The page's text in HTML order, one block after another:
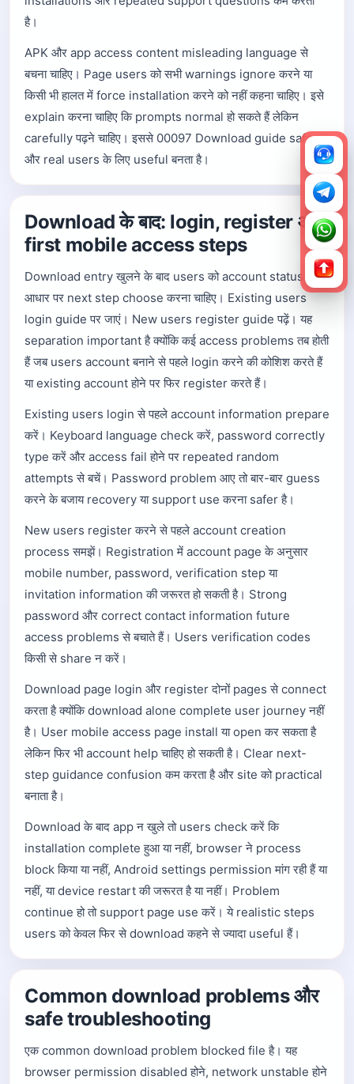
है।
APK और app access content misleading language से
बचना चाहिए। Page users को सभी warnings ignore करने या
किसी भी हालत में force installation करने को नहीं कहना चाहिए। इसे
explain करना चाहिए कि prompts normal हो सकते हैं लेकिन
carefully पढ़ने चाहिए। इससे 00097 Download guide safer
और real users के लिए useful बनता है।
Download के बाद: login, register और
first mobile access steps
Download entry खुलने के बाद users को account status के
आधार पर next step choose करना चाहिए। Existing users
login guide पर जाएं। New users register guide पढ़ें। यह
separation important है क्योंकि कई access problems तब होती
हैं जब users account बनाने से पहले login करने की कोशिश करते हैं
या existing account होने पर फिर register करते हैं।
Existing users login से पहले account information prepare
करें। Keyboard language check करें, password correctly
type करें और access fail होने पर repeated random
attempts से बचें। Password problem आए तो बार-बार guess
करने के बजाय recovery या support use करना safer है।
New users register करने से पहले account creation
process समझें। Registration में account page के अनुसार
mobile number, password, verification step या
invitation information की जरूरत हो सकती है। Strong
password और correct contact information future
access problems से बचाते हैं। Users verification codes
किसी से share न करें।
Download page login और register दोनों pages से connect
करता है क्योंकि download alone complete user journey नहीं
है। User mobile access page install या open कर सकता है
लेकिन फिर भी account help चाहिए हो सकती है। Clear next-
step guidance confusion कम करता है और site को practical
बनाता है।
Download के बाद app न खुले तो users check करें कि
installation complete हुआ या नहीं, browser ने process
block किया या नहीं, Android settings permission मांग रही हैं या
नहीं, या device restart की जरूरत है या नहीं। Problem
continue हो तो support page use करें। ये realistic steps
users को केवल फिर से download कहने से ज्यादा useful हैं।
Common download problems और
safe troubleshooting
एक common download problem blocked file है। यह
browser permission disabled होने, network unstable होने